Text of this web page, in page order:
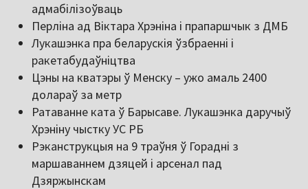
адмабілізоўваць
Перліна ад Віктара Хрэніна і прапаршчык з ДМБ
Лукашэнка пра беларускія ўзбраенні і
ракетабудаўніцтва
Цэны на кватэры ў Менску – ужо амаль 2400
долараў за метр
Ратаванне ката ў Барысаве. Лукашэнка даручыў
Хрэніну чыстку УС РБ
Рэканструкцыя на 9 траўня ў Горадні з
маршаваннем дзяцей і арсенал пад
Дзяржынскам